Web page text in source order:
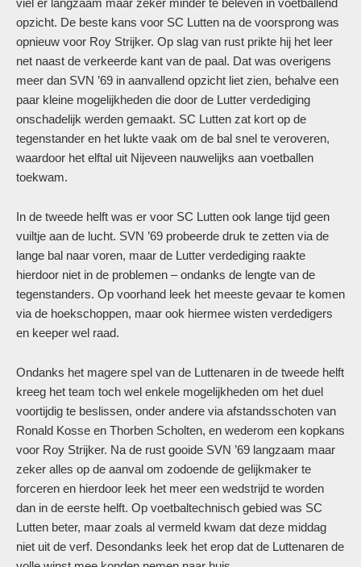
viel er langzaam maar zeker minder te beleven in voetballend
opzicht. De beste kans voor SC Lutten na de voorsprong was
opnieuw voor Roy Strijker. Op slag van rust prikte hij het leer
net naast de verkeerde kant van de paal. Dat was overigens
meer dan SVN ’69 in aanvallend opzicht liet zien, behalve een
paar kleine mogelijkheden die door de Lutter verdediging
onschadelijk werden gemaakt. SC Lutten zat kort op de
tegenstander en het lukte vaak om de bal snel te veroveren,
waardoor het elftal uit Nijeveen nauwelijks aan voetballen
toekwam.
In de tweede helft was er voor SC Lutten ook lange tijd geen
vuiltje aan de lucht. SVN ’69 probeerde druk te zetten via de
lange bal naar voren, maar de Lutter verdediging raakte
hierdoor niet in de problemen – ondanks de lengte van de
tegenstanders. Op voorhand leek het meeste gevaar te komen
via de hoekschoppen, maar ook hiermee wisten verdedigers
en keeper wel raad.
Ondanks het magere spel van de Luttenaren in de tweede helft
kreeg het team toch wel enkele mogelijkheden om het duel
voortijdig te beslissen, onder andere via afstandsschoten van
Ronald Kosse en Thorben Scholten, en wederom een kopkans
voor Roy Strijker. Na de rust gooide SVN ’69 langzaam maar
zeker alles op de aanval om zodoende de gelijkmaker te
forceren en hierdoor leek het meer een wedstrijd te worden
dan in de eerste helft. Op voetbaltechnisch gebied was SC
Lutten beter, maar zoals al vermeld kwam dat deze middag
niet uit de verf. Desondanks leek het erop dat de Luttenaren de